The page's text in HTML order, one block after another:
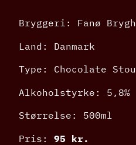
Bryggeri: Fanø
Land: Danmark
Type: Chocolate
Alkoholstyrke: 5,8%
Størrelse: 500ml
Pris: 95 kr.